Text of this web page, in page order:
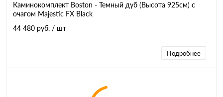
Каминокомплект Boston - Темный дуб (Высота 925см) с
очагом Majestic FX Black
44 480 руб. / шт
Подробнее